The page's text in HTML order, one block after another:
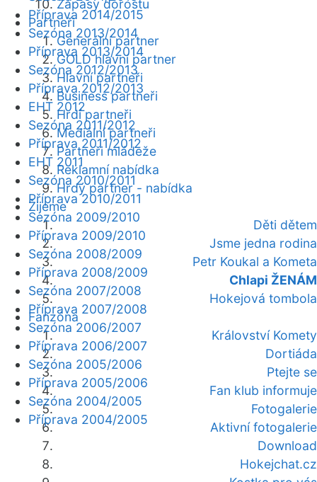
Zápasy dorostu
Partneři
Generální partner
GOLD hlavní partner
Hlavní partneři
Business partneři
Hrdí partneři
Mediální partneři
Partneři mládeže
Reklamní nabídka
Hrdý partner - nabídka
Žijeme
Děti dětem
Jsme jedna rodina
Petr Koukal a Kometa
Chlapi ŽENÁM
Hokejová tombola
Fanzóna
Království Komety
Dortiáda
Ptejte se
Fan klub informuje
Fotogalerie
Aktivní fotogalerie
Download
Hokejchat.cz
Příprava 2014/2015
Sezóna 2013/2014
Příprava 2013/2014
Sezóna 2012/2013
Příprava 2012/2013
EHT 2012
Sezóna 2011/2012
Příprava 2011/2012
EHT 2011
Sezóna 2010/2011
Příprava 2010/2011
Sezóna 2009/2010
Příprava 2009/2010
Sezóna 2008/2009
Příprava 2008/2009
Sezóna 2007/2008
Příprava 2007/2008
Sezóna 2006/2007
Příprava 2006/2007
Sezóna 2005/2006
Příprava 2005/2006
Sezóna 2004/2005
Příprava 2004/2005